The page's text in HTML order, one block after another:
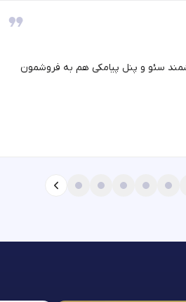
سئو و پنل پیامکی هم به فروشمون